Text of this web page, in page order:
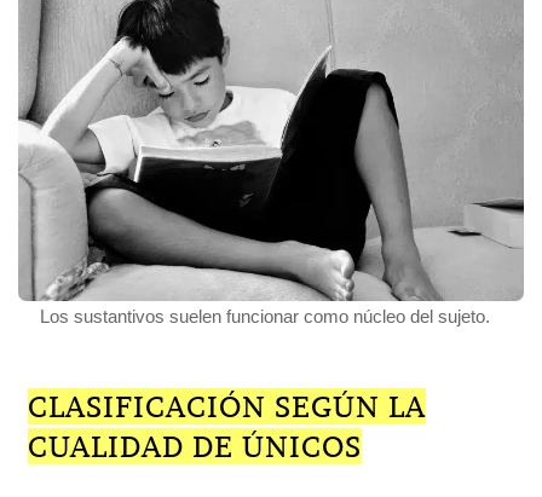
Los sustantivos suelen funcionar como núcleo del sujeto.
CLASIFICACIÓN SEGÚN LA
CUALIDAD DE ÚNICOS